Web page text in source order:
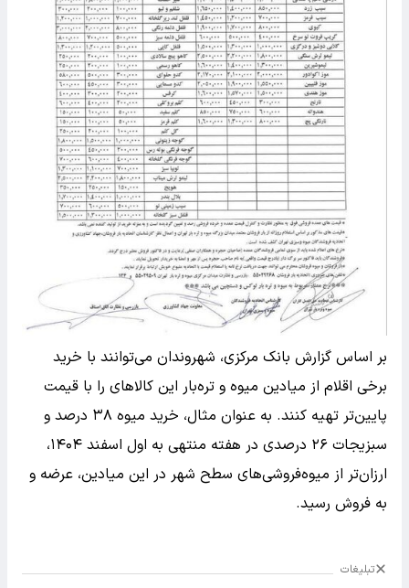
بر اساس گزارش بانک مرکزی، شهروندان می‌توانند با خرید
برخی اقلام از میادین میوه و تره‌بار این کالا‌های را با قیمت
پایین‌تر تهیه کنند. به عنوان مثال، خرید میوه ۳۸ درصد و
سبزیجات ۲۶ درصدی در هفته منتهی به اول اسفند ۱۴۰۴،
ارزان‌تر از میوه‌فروشی‌های سطح شهر در این میادین، عرضه و
به فروش رسید.
تبلیغات